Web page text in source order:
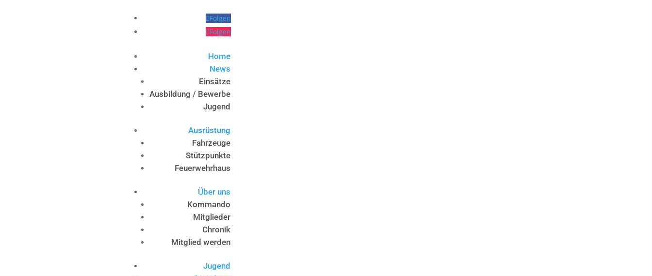
Folgen
Folgen
Home
News
Einsätze
Ausbildung / Bewerbe
Jugend
Ausrüstung
Fahrzeuge
Stützpunkte
Feuerwehrhaus
Über uns
Kommando
Mitglieder
Chronik
Mitglied werden
Jugend